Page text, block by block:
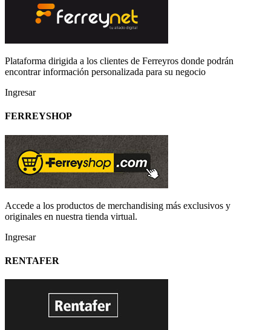
Plataforma dirigida a los clientes de Ferreyros donde podrán
encontrar información personalizada para su negocio
Ingresar
FERREYSHOP
Accede a los productos de merchandising más exclusivos y
originales en nuestra tienda virtual.
Ingresar
RENTAFER